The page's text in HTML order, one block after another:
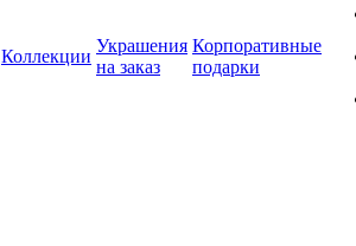
Коллекции
Украшения
на заказ
Корпоративные
подарки